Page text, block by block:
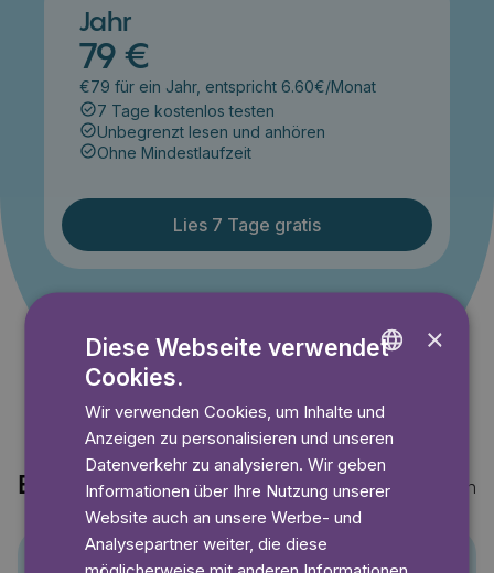
Jahr
79 €
€79 für ein Jahr, entspricht 6.60€/Monat
7 Tage kostenlos testen
Unbegrenzt lesen und anhören
Ohne Mindestlaufzeit
Lies 7 Tage gratis
Entdecke auch Mehr anzeigen
GERMAN
×
Diese Webseite verwendet
Cookies.
Wir verwenden Cookies, um Inhalte und
Anzeigen zu personalisieren und unseren
Datenverkehr zu analysieren. Wir geben
Informationen über Ihre Nutzung unserer
Website auch an unsere Werbe- und
Analysepartner weiter, die diese